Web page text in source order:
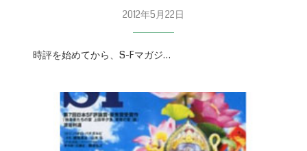
2012年5月22日
時評を始めてから、S-Fマガジ…